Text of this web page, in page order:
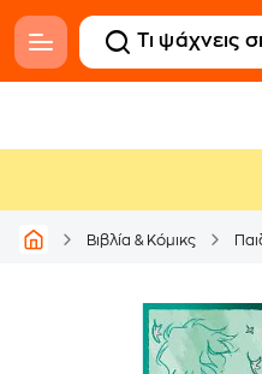
Βιβλία & Κόμικς